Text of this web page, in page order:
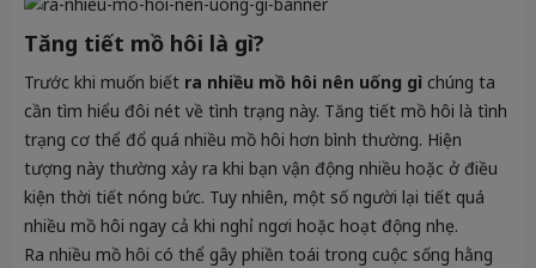
Tăng tiết mồ hôi là gì?
Trước khi muốn biết ra nhiều mồ hôi nên uống gì chúng ta
cần tìm hiểu đôi nét về tình trạng này. Tăng tiết mồ hôi là tình
trạng cơ thể đổ quá nhiều mồ hôi hơn bình thường. Hiện
tượng này thường xảy ra khi bạn vận động nhiều hoặc ở điều
kiện thời tiết nóng bức. Tuy nhiên, một số người lại tiết quá
nhiều mồ hôi ngay cả khi nghỉ ngơi hoặc hoạt động nhẹ.
Ra nhiều mồ hôi có thể gây phiền toái trong cuộc sống hằng